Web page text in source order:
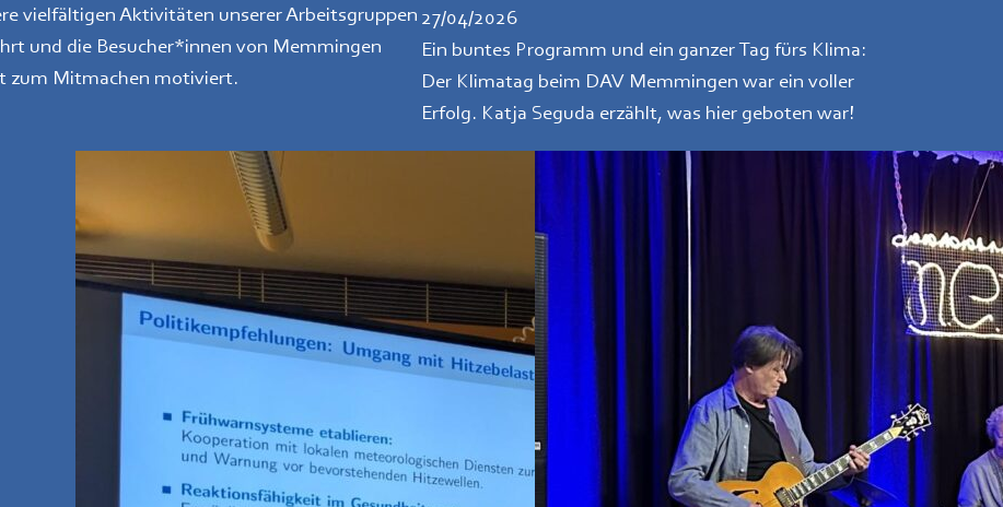
vielfältigen Aktivitäten unserer Arbeitsgruppen
und die Besucher*innen von Memmingen
zum Mitmachen motiviert.
27/04/2026
Ein buntes Programm und ein ganzer Tag fürs Klima:
Der Klimatag beim DAV Memmingen war ein voller
Erfolg. Katja Seguda erzählt, was hier geboten war!